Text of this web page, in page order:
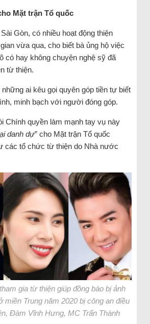
Mặt trận Tổ quốc
Gòn, có nhiều hoạt động thiện
vừa qua, cho biết bà ủng hộ việc
có hay không chuyện nghệ sỹ đã
từ thiện.
ai kêu gọi quyên góp tiền tự biết
minh bạch với người đóng góp.
Chính quyền làm mạnh tay vụ này
danh dự” cho Mặt trận Tổ quốc
các tổ chức từ thiện do Nhà nước
gia từ thiện giúp đồng bào bị ảnh
miền Trung năm 2020 bị công an điều
Đàm Vĩnh Hưng, MC Trấn Thành